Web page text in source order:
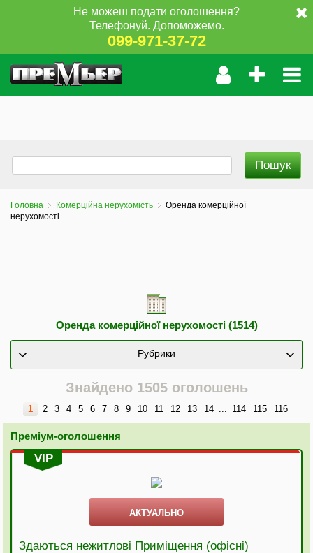
Не можеш подати оголошення?
Телефонуй. Допоможемо.
099-971-37-72
Головна Комерційна нерухомість
Оренда комерційної
нерухомості
Оренда комерційної нерухомості (1514)
Рубрики
Знайдено 1505 оголошень
1 2 3 4 5 6 7 8 9 10 11 12 13 14 ... 114 115 116
Преміум-оголошення
VIP
АКТУАЛЬНО
Здаються нежитлові Приміщення (офісні)